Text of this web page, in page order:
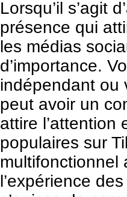
Lorsqu’il s’agit
présence qui
les médias
d’importance.
indépendant ou
peut avoir un
attire l’attention
populaires sur
multifonctionnel
l’expérience